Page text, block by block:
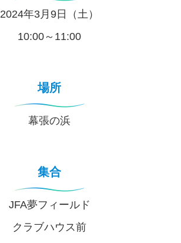
2024年3月9日（土）
10:00～11:00
場所
幕張の浜
集合
JFA夢フィールド
クラブハウス前